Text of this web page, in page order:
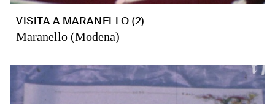
VISITA A MARANELLO (2)
Maranello (Modena)